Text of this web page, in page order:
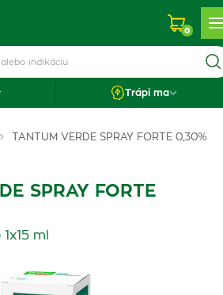
0
Trápi ma
TANTUM VERDE SPRAY FORTE 0,30%
SPRAY FORTE
ml